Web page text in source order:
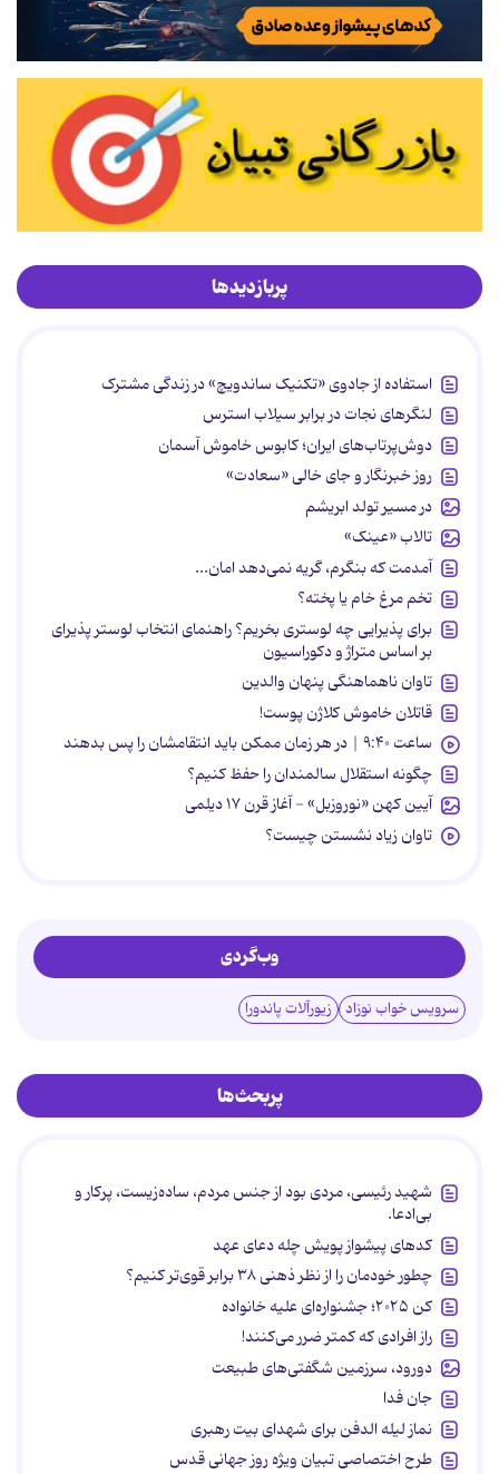
پربازدیدها
استفاده از جادوی «تکنیک ساندویچ» در زندگی مشترک
لنگرهای نجات در برابر سیلاب استرس
دوش‌پرتاب‌های ایران؛ کابوس خاموش آسمان
روز خبرنگار و جای خالی «سعادت»
در مسیر تولد ابریشم
تالاب «عینک»
آمدمت که بنگرم، گریه نمی‌دهد امان...
تخم مرغ خام یا پخته؟
برای پذیرایی چه لوستری بخریم؟ راهنمای انتخاب لوستر پذیرای
بر اساس متراژ و دکوراسیون
تاوان ناهماهنگی پنهان والدین
قاتلان خاموش کلاژن پوست!
ساعت ۹:۴۰ | در هر زمان ممکن باید انتقامشان را پس بدهند
چگونه استقلال سالمندان را حفظ کنیم؟
آیین کهن «نوروزبل» - آغاز قرن ۱۷ دیلمی
تاوان زیاد نشستن چیست؟
وب‌گردی
سرویس خواب نوزاد زیورآلات پاندورا
پربحث‌ها
شهید رئیسی، مردی بود از جنس مردم، ساده‌زیست، پرکار و
بی‌ادعا.
کدهای پیشواز پویش چله دعای عهد
چطور خودمان را از نظر ذهنی ۳۸ برابر قوی‌تر کنیم؟
کن ۲۰۲۵؛ جشنواره‌ای علیه خانواده
راز افرادی که کمتر ضرر می‌کنند!
دورود، سرزمین شگفتی‌های طبیعت
جان فدا
نماز لیله الدفن برای شهدای بیت رهبری
طرح اختصاصی تبیان ویژه روز جهانی قدس